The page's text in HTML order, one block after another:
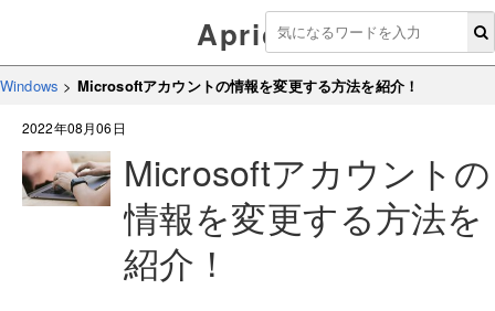
Aprico
Windows > Microsoftアカウントの情報を変更する方法を紹介！
2022年08月06日
Microsoftアカウントの
情報を変更する方法を
紹介！